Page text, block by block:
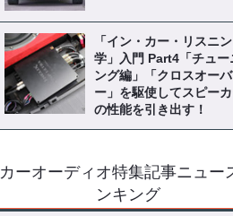
「イン・カー・リスニ
学」入門 Part4「チュー
ング編」「クロスオーバ
ー」を駆使してスピー
の性能を引き出す！
カーオーディオ特集記事ニュー
ンキング